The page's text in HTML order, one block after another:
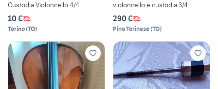
Custodia Violoncello 4/4
10 €
Torino(TO)
violoncello e custodia 3/4
290 €
Pino Torinese(TO)